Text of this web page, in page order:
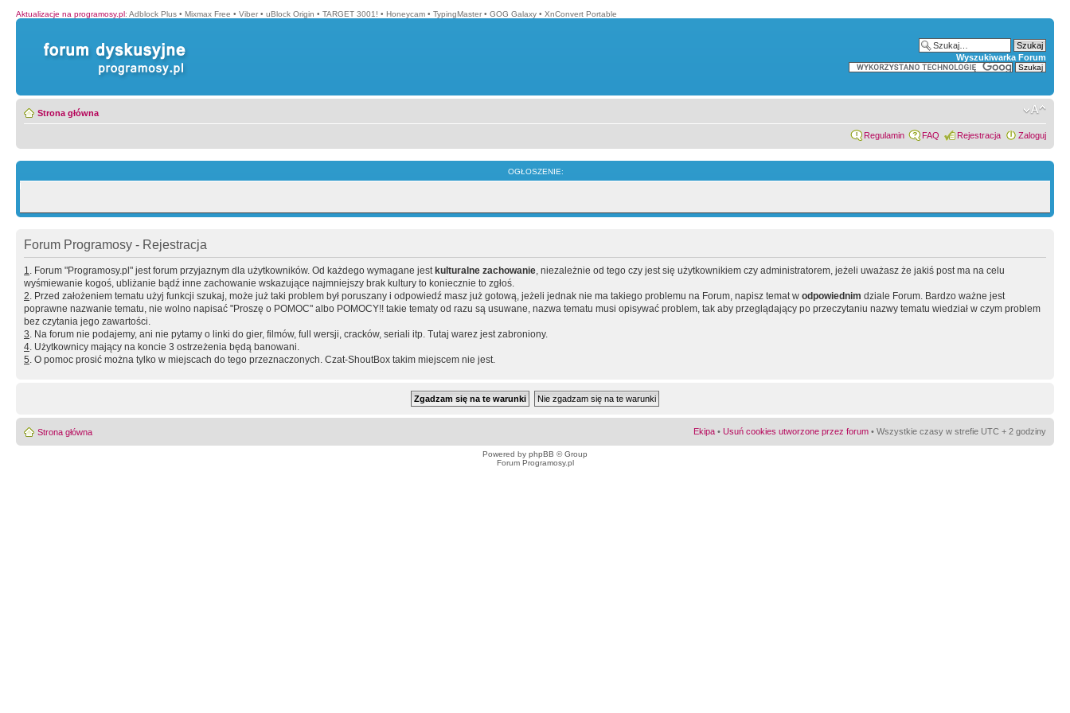
Aktualizacje na programosy.pl: Adblock Plus • Mixmax Free • Viber • uBlock Origin • TARGET 3001! • Honeycam • TypingMaster • GOG Galaxy • XnConvert Portable
Wyszukiwarka Forum
Strona główna
Regulamin FAQ Rejestracja Zaloguj
OGŁOSZENIE:
Forum Programosy - Rejestracja
1. Forum "Programosy.pl" jest forum przyjaznym dla użytkowników. Od każdego wymagane jest kulturalne zachowanie, niezależnie od tego czy jest się użytkownikiem czy administratorem, jeżeli uważasz że jakiś post ma na celu
wyśmiewanie kogoś, ubliżanie bądź inne zachowanie wskazujące najmniejszy brak kultury to koniecznie to zgłoś.
2. Przed założeniem tematu użyj funkcji szukaj, może już taki problem był poruszany i odpowiedź masz już gotową, jeżeli jednak nie ma takiego problemu na Forum, napisz temat w odpowiednim dziale Forum. Bardzo ważne jest
poprawne nazwanie tematu, nie wolno napisać "Proszę o POMOC" albo POMOCY!! takie tematy od razu są usuwane, nazwa tematu musi opisywać problem, tak aby przeglądający po przeczytaniu nazwy tematu wiedział w czym problem
bez czytania jego zawartości.
3. Na forum nie podajemy, ani nie pytamy o linki do gier, filmów, full wersji, cracków, seriali itp. Tutaj warez jest zabroniony.
4. Użytkownicy mający na koncie 3 ostrzeżenia będą banowani.
5. O pomoc prosić można tylko w miejscach do tego przeznaczonych. Czat-ShoutBox takim miejscem nie jest.
Strona główna Ekipa • Usuń cookies utworzone przez forum • Wszystkie czasy w strefie UTC + 2 godziny
Powered by phpBB © Group
Forum Programosy.pl